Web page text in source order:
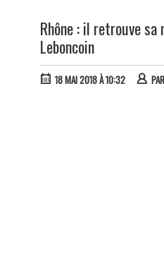
Rhône : il retrouve sa
Leboncoin
18 MAI 2018 À 10:32 PAR